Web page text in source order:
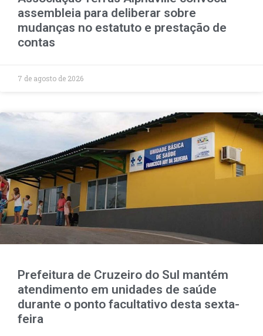
assembleia para deliberar sobre
mudanças no estatuto e prestação de
contas
7 de agosto de 2026
Prefeitura de Cruzeiro do Sul mantém
atendimento em unidades de saúde
durante o ponto facultativo desta sexta-
feira